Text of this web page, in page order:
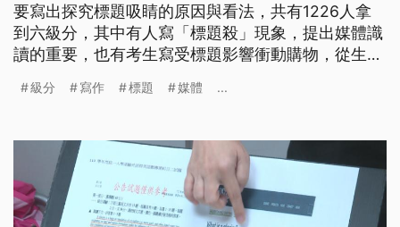
要寫出探究標題吸睛的原因與看法，共有1226人拿
到六級分，其中有人寫「標題殺」現象，提出媒體識
讀的重要，也有考生寫受標題影響衝動購物，從生活
級分 寫作 標題 媒體 ...